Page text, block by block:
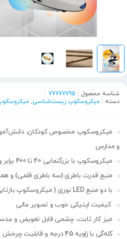
شناسه محصول : 77777795
دسته : میکروسکوپ زیست‌شناسی,
میکروسکوپ مخصوص کودکان،
و مدارس
میکروسکوپ با بزرگنمایی 40 تا 400 برابر و با میدان دید بزرگ
منبع قدرت باطری (سه باطری قلمی) و
با دو منبعLED نوری ( میکروسکوپ
کیفیت اپتیکی خوب و تصویر عالی
میز کار ثابت، چشمی قابل تعویض و
کله‌گی با زاویه 45 درجه و قابلیت چرخش 360 درجه